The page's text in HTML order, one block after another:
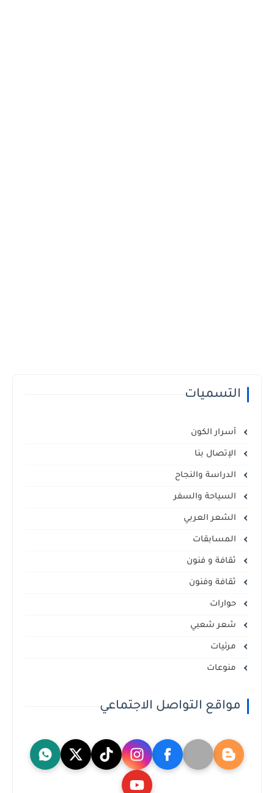
التسميات
أسرار الكون
الإتصال بنا
الدراسة والنجاح
السياحة والسفر
الشعر العربي
المسابقات
ثقافة و فنون
ثقافة وفنون
حوارات
شعر شعبي
مرئيات
منوعات
مواقع التواصل الاجتماعي